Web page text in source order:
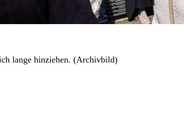
lange hinziehen. (Archivbild)